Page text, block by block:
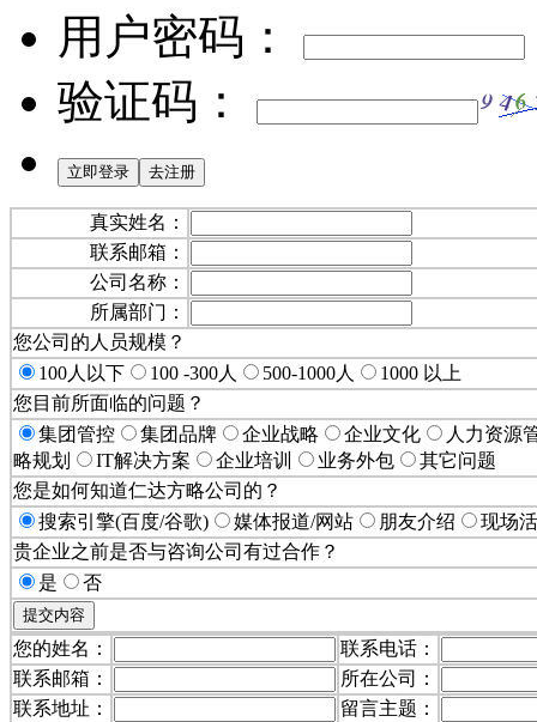
用户密码：
验证码：
真实姓名：
联系邮箱：
公司名称：
所属部门：
您公司的人员规模？
100人以下
100 -300人 500-1000人
1000 以上
您目前所面临的问题？
集团管控
集团品牌 企业战略 企业文化
人力资源
略规划
IT解决方案 企业培训 业务外包
其它问题
您是如何知道仁达方略公司的？
搜索引擎(百度/谷歌)
媒体报道/网站 朋友介绍
现场
贵企业之前是否与咨询公司有过合作？
是
否
您的姓名：
联系电话：
联系邮箱：
所在公司：
联系地址：
留言主题：